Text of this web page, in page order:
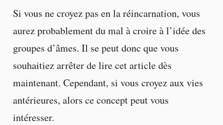
Si vous ne croyez pas en la réincarnation, vous
aurez probablement du mal à croire à l’idée des
groupes d’âmes. Il se peut donc que vous
souhaitiez arrêter de lire cet article dès
maintenant. Cependant, si vous croyez aux vies
antérieures, alors ce concept peut vous
intéresser.